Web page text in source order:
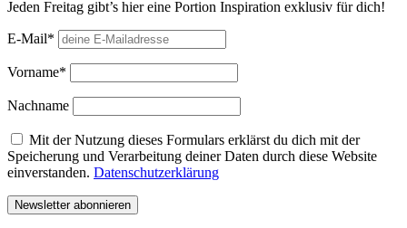
Jeden Freitag gibt’s hier eine Portion Inspiration exklusiv für dich!
E-Mail*
Vorname*
Nachname
Mit der Nutzung dieses Formulars erklärst du dich mit der
Speicherung und Verarbeitung deiner Daten durch diese Website
einverstanden. Datenschutzerklärung